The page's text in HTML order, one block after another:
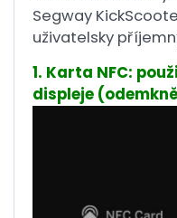
Segway
uživatelsky
1. Karta NFC:
displeje